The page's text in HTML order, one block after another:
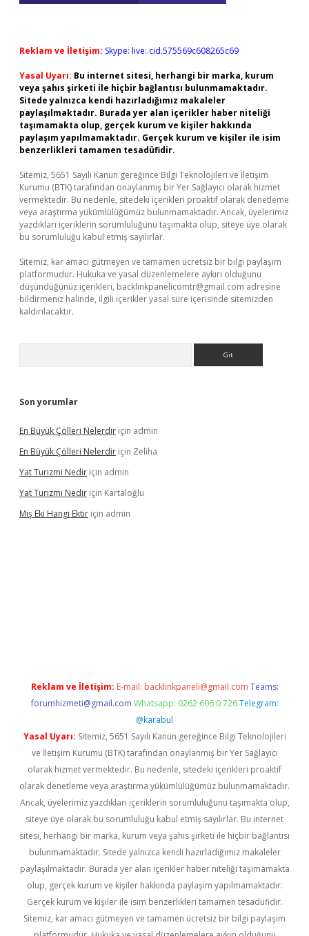
Reklam ve İletişim: Skype: live:.cid.575569c608265c69
Yasal Uyarı: Bu internet sitesi, herhangi bir marka, kurum
veya şahıs şirketi ile hiçbir bağlantısı bulunmamaktadır.
Sitede yalnızca kendi hazırladığımız makaleler
paylaşılmaktadır. Burada yer alan içerikler haber niteliği
taşımamakta olup, gerçek kurum ve kişiler hakkında
paylaşım yapılmamaktadır. Gerçek kurum ve kişiler ile isim
benzerlikleri tamamen tesadüfidir.
Sitemiz, 5651 Sayılı Kanun gereğince Bilgi Teknolojileri ve İletişim
Kurumu (BTK) tarafından onaylanmış bir Yer Sağlayıcı olarak hizmet
vermektedir. Bu nedenle, sitedeki içerikleri proaktif olarak denetleme
veya araştırma yükümlülüğümüz bulunmamaktadır. Ancak, üyelerimiz
yazdıkları içeriklerin sorumluluğunu taşımakta olup, siteye üye olarak
bu sorumluluğu kabul etmiş sayılırlar.
Sitemiz, kar amacı gütmeyen ve tamamen ücretsiz bir bilgi paylaşım
platformudur. Hukuka ve yasal düzenlemelere aykırı olduğunu
düşündüğünüz içerikleri, backlinkpanelicomtr@gmail.com adresine
bildirmeniz halinde, ilgili içerikler yasal süre içerisinde sitemizden
kaldırılacaktır.
Son yorumlar
En Büyük Çölleri Nelerdir için admin
En Büyük Çölleri Nelerdir için Zeliha
Yat Turizmi Nedir için admin
Yat Turizmi Nedir için Kartaloğlu
Miş Eki Hangi Ektir için admin
Reklam ve İletişim: E-mail: backlinkpaneli@gmail.com Teams:
forumhizmeti@gmail.com Whatsapp: 0262 606 0 726 Telegram:
@karabul
Yasal Uyarı: Sitemiz, 5651 Sayılı Kanun gereğince Bilgi Teknolojileri
ve İletişim Kurumu (BTK) tarafından onaylanmış bir Yer Sağlayıcı
olarak hizmet vermektedir. Bu nedenle, sitedeki içerikleri proaktif
olarak denetleme veya araştırma yükümlülüğümüz bulunmamaktadır.
Ancak, üyelerimiz yazdıkları içeriklerin sorumluluğunu taşımakta olup,
siteye üye olarak bu sorumluluğu kabul etmiş sayılırlar. Bu internet
sitesi, herhangi bir marka, kurum veya şahıs şirketi ile hiçbir bağlantısı
bulunmamaktadır. Sitede yalnızca kendi hazırladığımız makaleler
paylaşılmaktadır. Burada yer alan içerikler haber niteliği taşımamakta
olup, gerçek kurum ve kişiler hakkında paylaşım yapılmamaktadır.
Gerçek kurum ve kişiler ile isim benzerlikleri tamamen tesadüfidir.
Sitemiz, kar amacı gütmeyen ve tamamen ücretsiz bir bilgi paylaşım